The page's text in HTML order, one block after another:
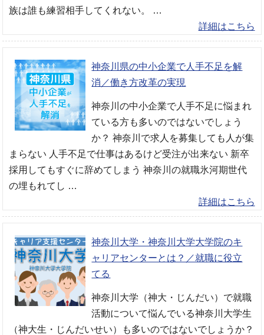
族は誰も練習相手してくれない。 …
詳細はこちら
神奈川県の中小企業で人手不足を解
消／働き方改革の実現
神奈川の中小企業で人手不足に悩まれ
ている方も多いのではないでしょう
か？ 神奈川で求人を募集しても人が集
まらない 人手不足で仕事はあるけど受注が出来ない 新卒
採用してもすぐに辞めてしまう 神奈川の就職氷河期世代
の埋もれてし …
詳細はこちら
神奈川大学・神奈川大学大学院のキ
ャリアセンターとは？／就職に役立
てる
神奈川大学（神大・じんだい）で就職
活動について悩んでいる神奈川大学生
（神大生・じんだいせい）も多いのではないでしょうか？